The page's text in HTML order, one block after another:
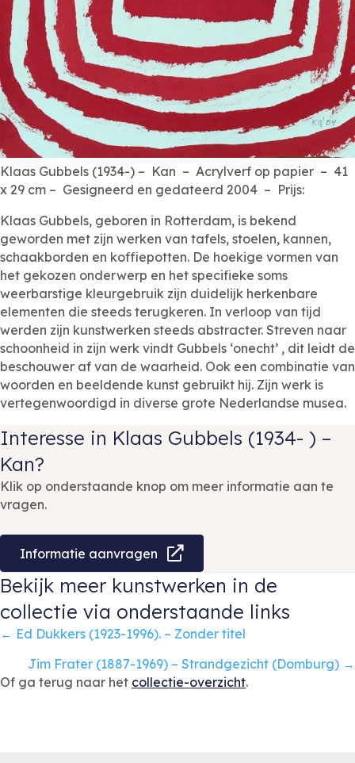
Klaas Gubbels (1934-) – Kan – Acrylverf op papier – 41
x 29 cm – Gesigneerd en gedateerd 2004 – Prijs:
Klaas Gubbels, geboren in Rotterdam, is bekend
geworden met zijn werken van tafels, stoelen, kannen,
schaakborden en koffiepotten. De hoekige vormen van
het gekozen onderwerp en het specifieke soms
weerbarstige kleurgebruik zijn duidelijk herkenbare
elementen die steeds terugkeren. In verloop van tijd
werden zijn kunstwerken steeds abstracter. Streven naar
schoonheid in zijn werk vindt Gubbels ‘onecht’ , dit leidt de
beschouwer af van de waarheid. Ook een combinatie van
woorden en beeldende kunst gebruikt hij. Zijn werk is
vertegenwoordigd in diverse grote Nederlandse musea.
Interesse in Klaas Gubbels (1934- ) –
Kan?
Klik op onderstaande knop om meer informatie aan te
vragen.
Informatie aanvragen
Bekijk meer kunstwerken in de
collectie via onderstaande links
Posts
navigation
← Ed Dukkers (1923-1996). – Zonder titel
Jim Frater (1887-1969) – Strandgezicht (Domburg) →
Of ga terug naar het collectie-overzicht.